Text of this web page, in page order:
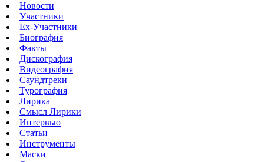
Новости
Участники
Ex-Участники
Биография
Факты
Дискография
Видеография
Саундтреки
Турография
Лирика
Смысл Лирики
Интервью
Статьи
Инструменты
Маски